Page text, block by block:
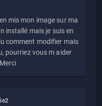
mis mon image sur ma
installé mais je suis en
comment modifier mais
pourriez vous m aider